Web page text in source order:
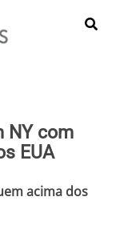
NY com
EUA
acima dos